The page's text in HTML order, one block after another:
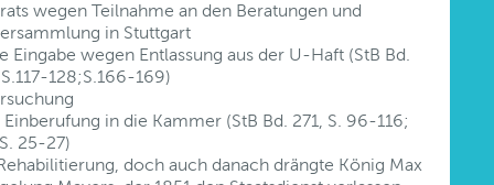
wegen Teilnahme an den Beratungen und
in Stuttgart
Eingabe wegen Entlassung aus der U-Haft (StB Bd.
128;S.166-169)
in die Kammer (StB Bd. 271, S. 96-116;
25-27)
doch auch danach drängte König Max